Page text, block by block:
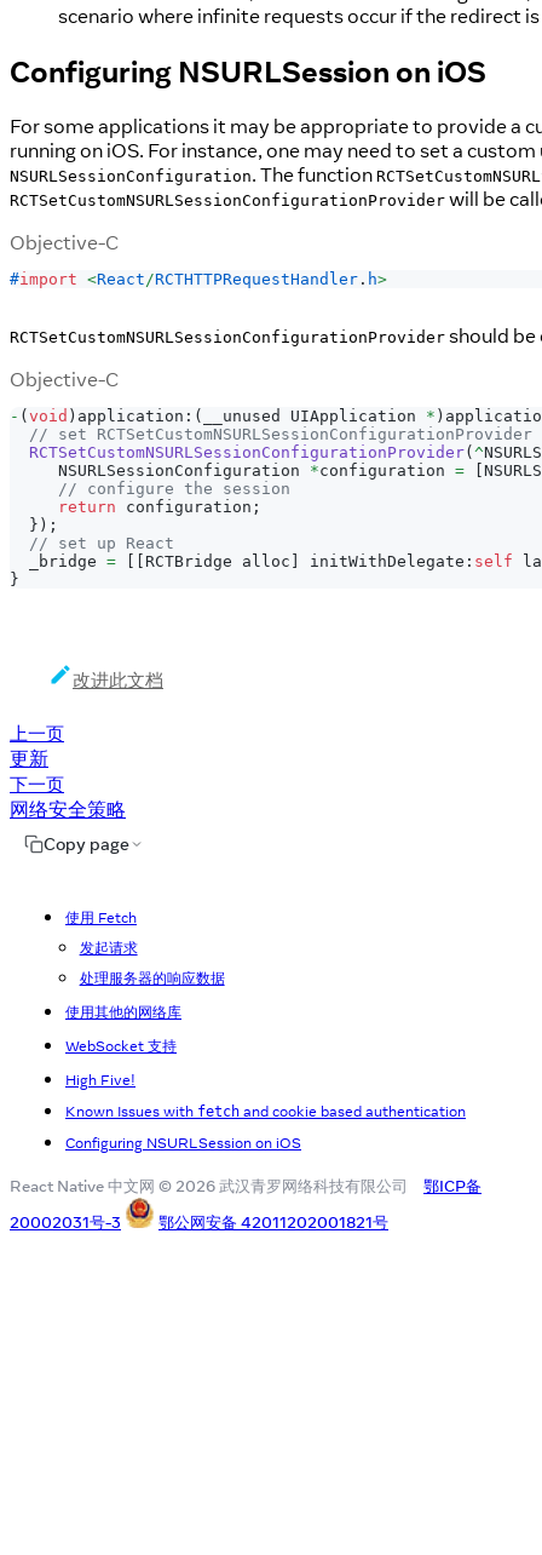
scenario where infinite requests occur if the redirect
Configuring NSURLSession on iOS
For some applications it may be appropriate to provide a
running on iOS. For instance, one may need to set a
NSURLSessionConfiguration. The function
RCTSetCustomNSURLSessionConfigurationProvider will be
Objective-C
#import <React/RCTHTTPRequestHandler . h>
RCTSetCustomNSURLSessionConfigurationProvider should be
Objective-C
- ( void ) application : ( __unused UIApplication * )
// set RCTSetCustomNSURLSessionConfigurationProvider
RCTSetCustomNSURLSessionConfigurationProvider( ^
     NSURLSessionConfiguration
*configuration =
// configure the session
return configuration ;
} ) ;
// set up React
  _bridge
= RCTBridge alloc initWithDelegate : self
}
改进此文档
上一页
更新
下一页
网络安全策略
Copy page
使用 Fetch
发起请求
处理服务器的响应数据
使用其他的网络库
WebSocket 支持
High Five!
Known Issues with fetch and cookie based authentication
Configuring NSURLSession on iOS
React Native 中文网 © 2026 武汉青罗网络科技有限公司
鄂ICP备
20002031号-3
鄂公网安备 42011202001821号